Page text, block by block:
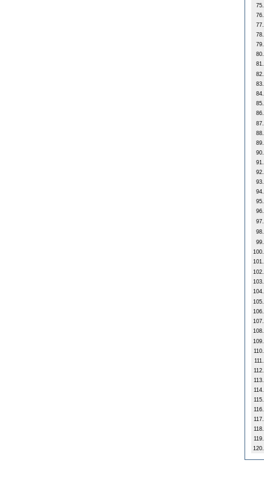
75.
76.
77.
78.
79.
80.
81.
82.
83.
84.
85.
86.
87.
88.
89.
90.
91.
92.
93.
94.
95.
96.
97.
98.
99.
100.
101.
102.
103.
104.
105.
106.
107.
108.
109.
110.
111.
112.
113.
114.
115.
116.
117.
118.
119.
120.